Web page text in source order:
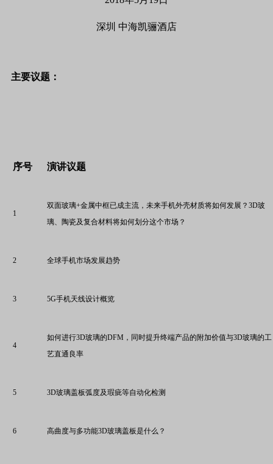
深圳 中海凯骊酒店
主要议题：
序号 演讲议题
1
双面玻璃+金属中框已成主流，未来手机外壳材质将如何发展？3D玻
璃、陶瓷及复合材料将如何划分这个市场？
2 全球手机市场发展趋势
3 5G手机天线设计概览
4
如何进行3D玻璃的DFM，同时提升终端产品的附加价值与3D玻璃的工
艺直通良率
5 3D玻璃盖板弧度及瑕疵等自动化检测
6 高曲度与多功能3D玻璃盖板是什么？